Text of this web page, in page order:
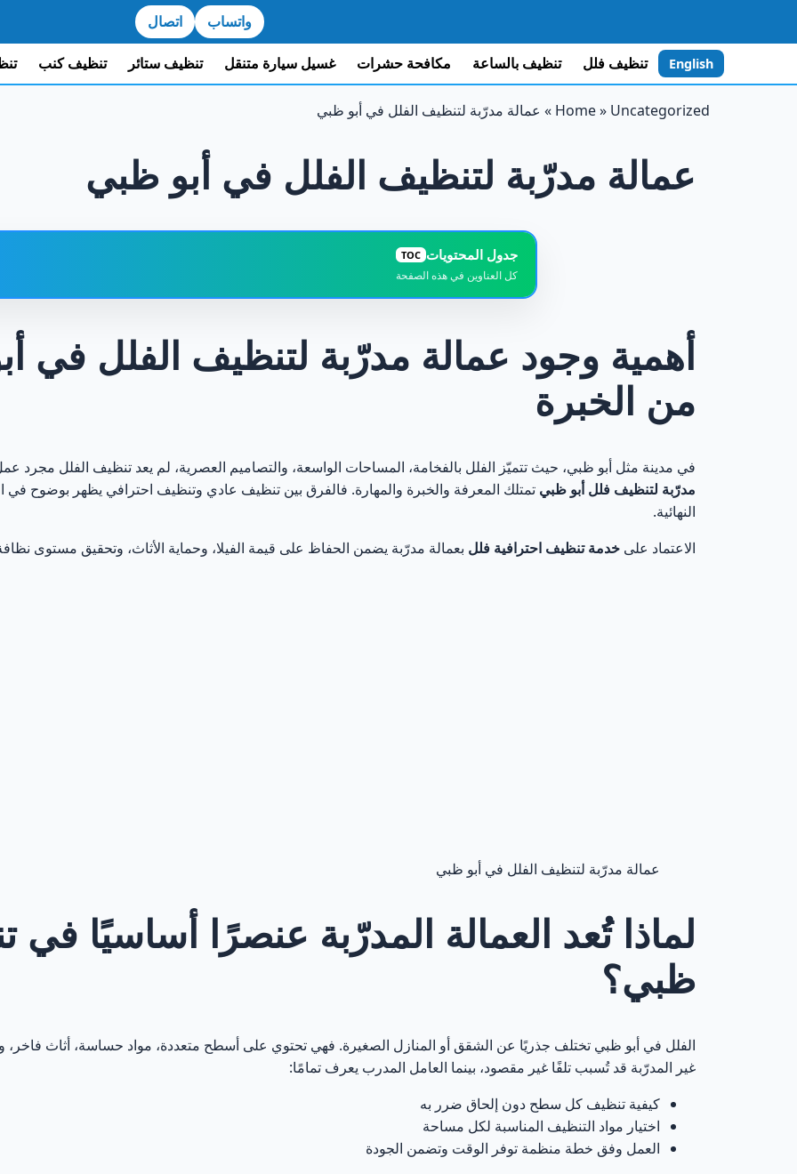
واتساب اتصال
English تنظيف فلل تنظيف بالساعة مكافحة حشرات غسيل سيارة متنقل تنظيف ستائر تنظيف كنب
Home» Uncategorized
» عمالة مدرّبة لتنظيف الفلل في أبو ظبي
عمالة مدرّبة لتنظيف الفلل في أبو ظبي
جدول المحتويات TOC
كل العناوين في هذه الصفحة
2 التدريب الاحترافي: الأساس الحقيقي لجودة تنظيف الفلل
4 الكفاءة وسرعة الإنجاز دون التأثير على الجودة
12 اختيار دقيق قبل التدريب: لا مكان للعشوائية
13 برنامج تدريب عملي شامل داخل بيئة الفلل
16 رقابة مستمرة وتطوير دائم للفريق
17 لماذا يثق العملاء بفريقنا؟
أهمية وجود عمالة مدرّبة لتنظيف الفلل في
من الخبرة
في مدينة مثل أبو ظبي، حيث تتميّز الفلل بالفخامة، المساحات الواسعة، والتصاميم العصرية، لم يعد تنظيف الفلل مجرد
مدرّبة لتنظيف فلل أبو ظبي تمتلك المعرفة والخبرة والمهارة. فالفرق بين تنظيف عادي وتنظيف احترافي يظهر بوضوح
النهائية.
الاعتماد على خدمةتنظيف احترافية فلل بعمالة مدرّبة يضمن الحفاظ على قيمة الفيلا، وحماية الأثاث، وتحقيق مستوى
عمالة مدرّبة لتنظيف الفلل في أبو ظبي
لماذا تُعد العمالة المدرّبة عنصرًا أساسيًا في
ظبي؟
الفلل في أبو ظبي تختلف جذريًا عن الشقق أو المنازل الصغيرة. فهي تحتوي على أسطح متعددة، مواد حساسة، أثاث فاخر،
غير المدرّبة قد تُسبب تلفًا غير مقصود، بينما العامل المدرب يعرف تمامًا:
كيفية تنظيف كل سطح دون إلحاق ضرر به
اختيار مواد التنظيف المناسبة لكل مساحة
العمل وفق خطة منظمة توفر الوقت وتضمن الجودة